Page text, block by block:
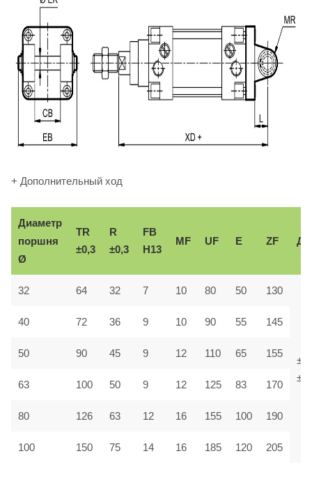
+ Дополнительный ход
Диаметр
поршня
Ø
TR
±0,3
R
±0,3
FB
H13
MF UF E ZF
32 64 32 7 10 80 50 130
40 72 36 9 10 90 55 145
50 90 45 9 12 110 65 155
63 100 50 9 12 125 83 170
80 126 63 12 16 155 100 190
100 150 75 14 16 185 120 205